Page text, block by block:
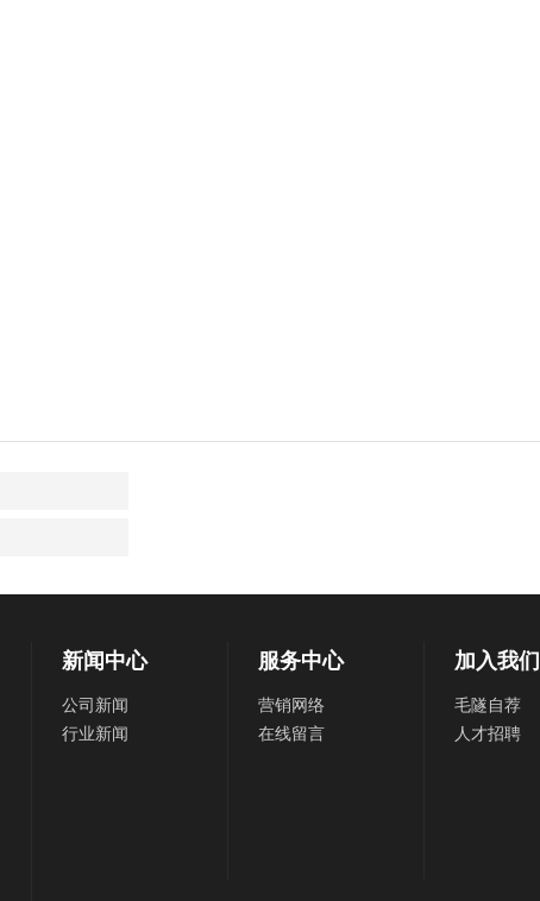
新闻中心
公司新闻
行业新闻
服务中心
营销网络
在线留言
加入我们
毛隧自荐
人才招聘